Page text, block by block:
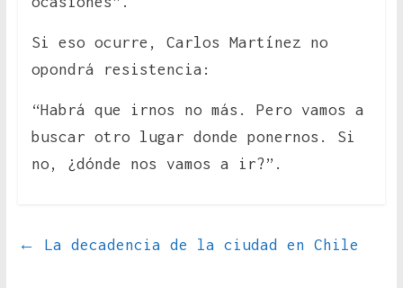
Si eso ocurre, Carlos Martínez no
opondrá resistencia:
“Habrá que irnos no más. Pero vamos a
buscar otro lugar donde ponernos. Si
no, ¿dónde nos vamos a ir?”.
← La decadencia de la ciudad en Chile